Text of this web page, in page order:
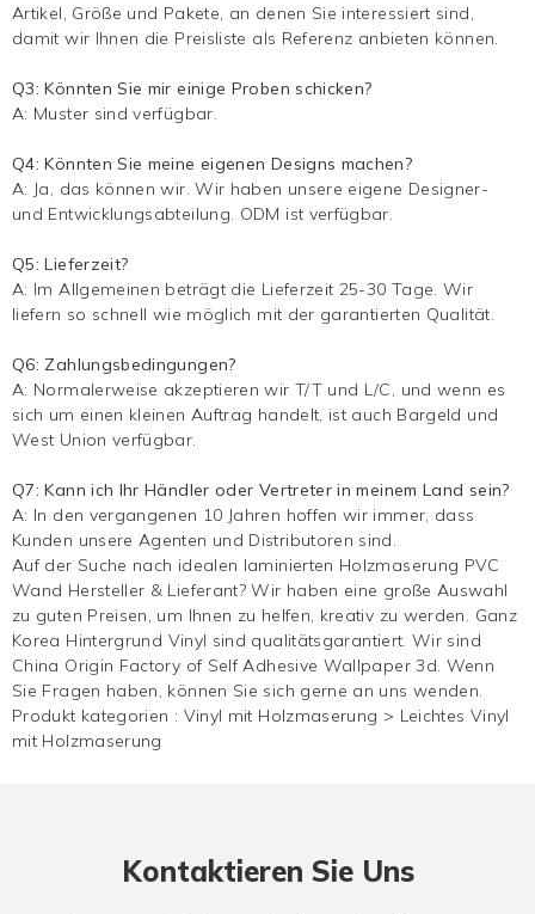
Artikel, Größe und Pakete, an denen Sie interessiert sind,
damit wir Ihnen die Preisliste als Referenz anbieten können.
Q3: Könnten Sie mir einige Proben schicken?
A: Muster sind verfügbar.
Q4: Könnten Sie meine eigenen Designs machen?
A: Ja, das können wir. Wir haben unsere eigene Designer-
und Entwicklungsabteilung. ODM ist verfügbar.
Q5: Lieferzeit?
A: Im Allgemeinen beträgt die Lieferzeit 25-30 Tage. Wir
liefern so schnell wie möglich mit der garantierten Qualität.
Q6: Zahlungsbedingungen?
A: Normalerweise akzeptieren wir T/T und L/C, und wenn es
sich um einen kleinen Auftrag handelt, ist auch Bargeld und
West Union verfügbar.
Q7: Kann ich Ihr Händler oder Vertreter in meinem Land sein?
A: In den vergangenen 10 Jahren hoffen wir immer, dass
Kunden unsere Agenten und Distributoren sind.
Auf der Suche nach idealen laminierten Holzmaserung PVC
Wand Hersteller & Lieferant? Wir haben eine große Auswahl
zu guten Preisen, um Ihnen zu helfen, kreativ zu werden. Ganz
Korea Hintergrund Vinyl sind qualitätsgarantiert. Wir sind
China Origin Factory of Self Adhesive Wallpaper 3d. Wenn
Sie Fragen haben, können Sie sich gerne an uns wenden.
Produkt kategorien : Vinyl mit Holzmaserung > Leichtes Vinyl
mit Holzmaserung
Kontaktieren Sie Uns